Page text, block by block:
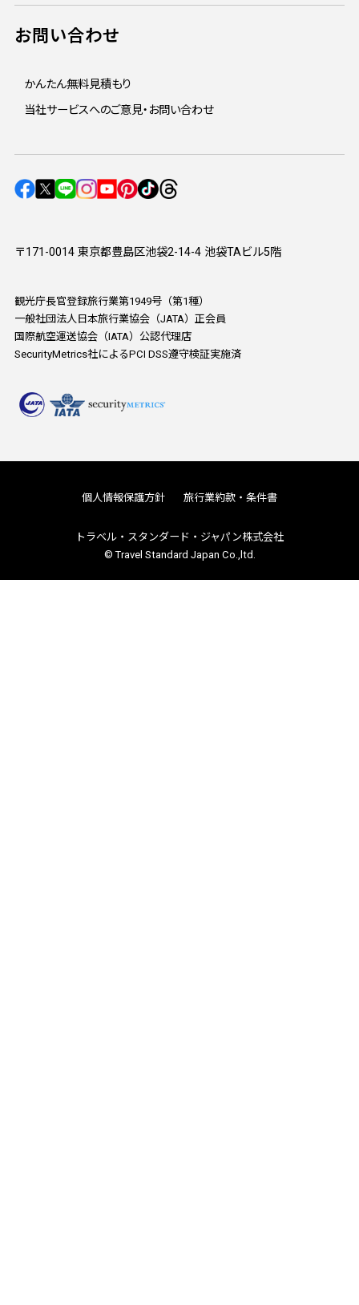
〒171-0014 東京都豊島区池袋2-14-4 池袋TAビル5階
観光庁長官登録旅行業第1949号（第1種）
一般社団法人日本旅行業協会（JATA）正会員
国際航空運送協会（IATA）公認代理店
SecurityMetrics社によるPCI DSS遵守検証実施済
お問い合わせ
かんたん無料見積もり
当社サービスへのご意見・お問い合わせ
個人情報保護方針 旅行業約款・条件書
トラベル・スタンダード・ジャパン株式会社
© Travel Standard Japan Co.,ltd.